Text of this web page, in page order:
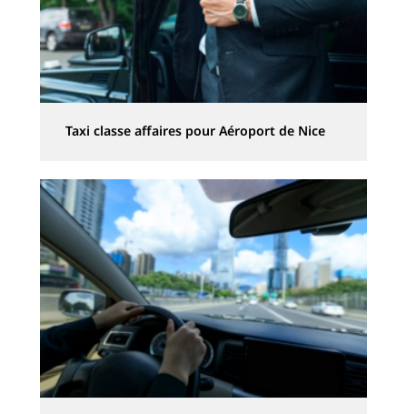
Taxi classe affaires pour Aéroport de Nice